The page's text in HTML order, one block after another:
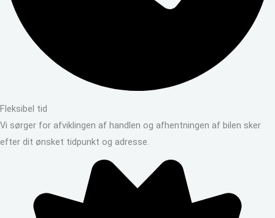
Fleksibel tid
Vi sørger for afviklingen af handlen og afhentningen af bilen sker
efter dit ønsket tidpunkt og adresse.